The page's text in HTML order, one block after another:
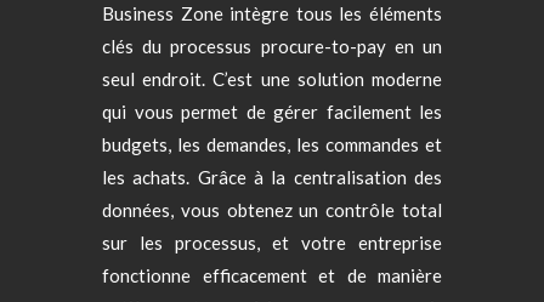
Business Zone intègre tous les éléments
clés du processus procure-to-pay en un
seul endroit. C’est une solution moderne
qui vous permet de gérer facilement les
budgets, les demandes, les commandes et
les achats. Grâce à la centralisation des
données, vous obtenez un contrôle total
sur les processus, et votre entreprise
fonctionne efficacement et de manière